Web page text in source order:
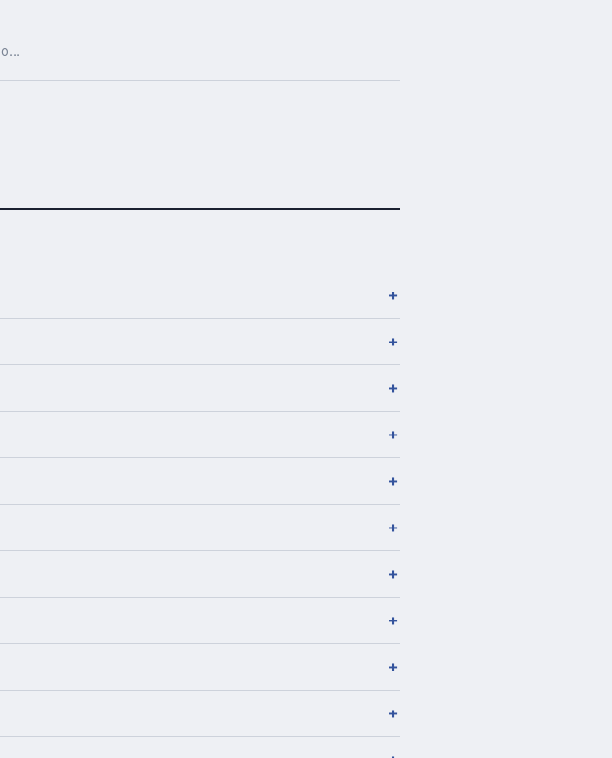
Cette liste est sélective: vous ne retrouverez pas les applications Facebook, Google maps, Gmail et Youtube car ces derniès sont natives sur les mobiles android.